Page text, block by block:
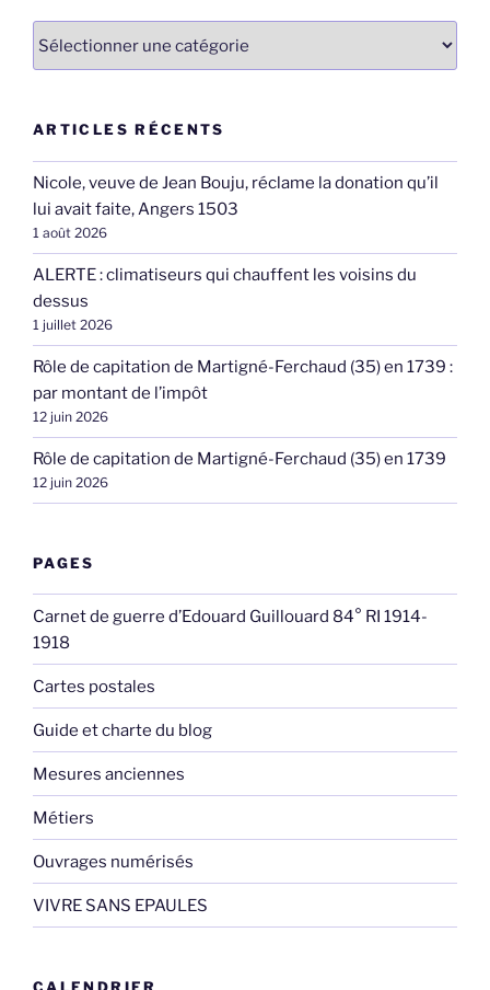
ARTICLES RÉCENTS
Nicole, veuve de Jean Bouju, réclame la donation qu’il
lui avait faite, Angers 1503
1 août 2026
ALERTE : climatiseurs qui chauffent les voisins du
dessus
1 juillet 2026
Rôle de capitation de Martigné-Ferchaud (35) en 1739 :
par montant de l’impôt
12 juin 2026
Rôle de capitation de Martigné-Ferchaud (35) en 1739
12 juin 2026
PAGES
Carnet de guerre d’Edouard Guillouard 84° RI 1914-
1918
Cartes postales
Guide et charte du blog
Mesures anciennes
Métiers
Ouvrages numérisés
VIVRE SANS EPAULES